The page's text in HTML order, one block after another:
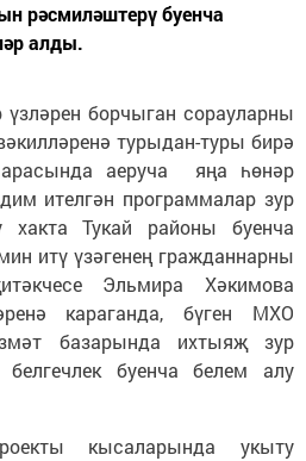
рәсмиләштерү буенча
алды.
борчыган сорауларны
турыдан-туры бирә
аеруча яңа һөнәр
ителгән программалар зур
Тукай районы буенча
итү үзәгенең гражданнарны
Эльмира Хәкимова
караганда, бүген МХО
базарында ихтыяҗ зур
буенча белем алу
кысаларында укыту